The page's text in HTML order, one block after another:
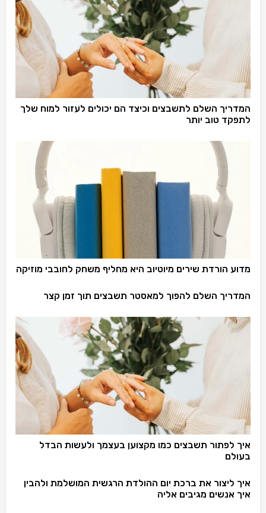
המדריך השלם לתשבצים וכיצד הם יכולים לעזור למוח שלך
לתפקד טוב יותר
מדוע הורדת שירים מיוטיוב היא מחליף משחק לחובבי מוזיקה
המדריך השלם להפוך למאסטר תשבצים תוך זמן קצר
איך לפתור תשבצים כמו מקצוען בעצמך ולעשות הבדל
בעולם
איך ליצור את ברכת יום ההולדת הרגשית המושלמת ולהבין
איך אנשים מגיבים אליה